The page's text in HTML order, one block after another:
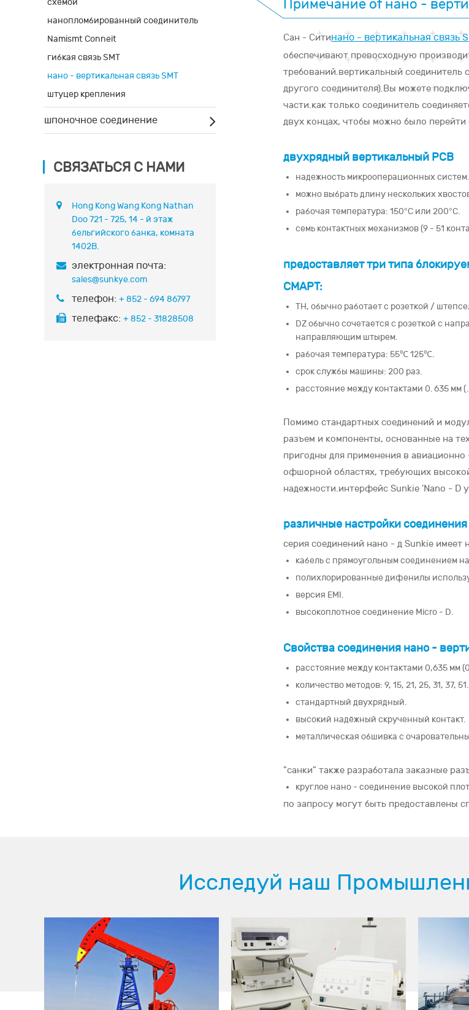
нанопломбированный соединитель
Namismt Conneit
гибкая связь SMT
нано - вертикальная связь SMT
штуцер крепления
шпоночное соединение
СВЯЗАТЬСЯ С НАМИ
Hong Kong Wang Kong Nathan
Doo 721 - 725, 14 - й этаж
бельгийского банка, комната
1402B.
электронная почта:
sales@sunkye.com
телефон: + 852 - 694 86797
телефакс: + 852 - 31828508
Примечание of нано -
Сан - Ситинано - вертикальная связь
обеспечивают превосходную
требований.вертикальный соединитель
другого соединителя).Вы можете
части.как только соединитель
двух концах, чтобы можно было перейти
двухрядный вертикальный PCB
надежность микрооперационных систем.
можно выбрать длину нескольких
рабочая температура: 150°C или 200°C.
семь контактных механизмов (9 - 51
предоставляет три типа
СМАРТ:
TH, обычно работает с розеткой /
DZ обычно сочетается с розеткой с
направляющим штырем.
рабочая температура: 55℃ 125℃.
срок службы машины: 200 раз.
расстояние между контактами 0. 635 мм
Помимо стандартных соединений и
разъем и компоненты, основанные на
пригодны для применения в
офшорной областях, требующих
надежности.интерфейс Sunkie 'Nano - D
различные настройки
серия соединений нано - д Sunkie
кабель с прямоугольным соединением
полихлорированные дифенилы
версия EMI.
высокоплотное соединение Micro - D.
Свойства соединения нано -
расстояние между контактами 0,635 мм
количество методов: 9, 15, 21, 25, 31, 37, 51.
стандартный двухрядный.
высокий надёжный скрученный контакт.
металлическая обшивка с
"санки" также разработала заказные
круглое нано - соединение высокой
по запросу могут быть предоставлены
Исследуй наш